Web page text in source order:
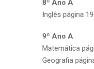
8º Ano A
Inglês página 19.
9º Ano A
Matemática
Geografia